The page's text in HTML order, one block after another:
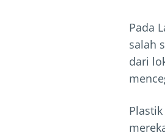
Pada
salah
dari